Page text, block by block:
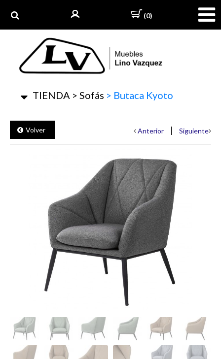
(0)
TIENDA > Sofás > Butaca Kyoto
Volver Anterior Siguiente